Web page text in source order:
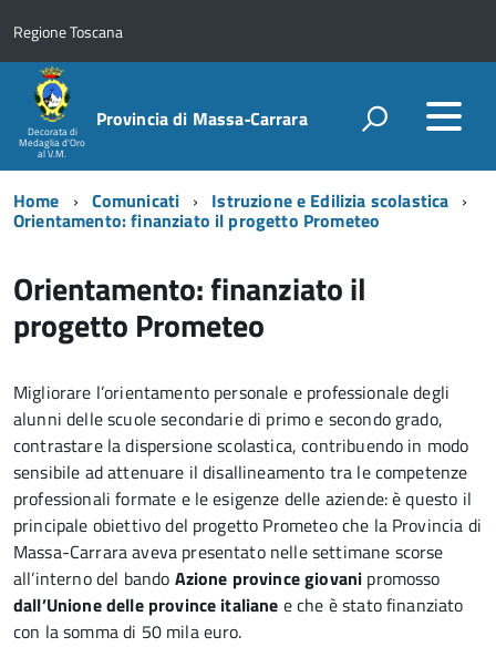
Regione Toscana
Decorata di
Medaglia d'Oro
al V.M.
Provincia di Massa‑Carrara
Home Comunicati Istruzione e Edilizia scolastica
Orientamento: finanziato il progetto Prometeo
Orientamento: finanziato il
progetto Prometeo
Migliorare l’orientamento personale e professionale degli
alunni delle scuole secondarie di primo e secondo grado,
contrastare la dispersione scolastica, contribuendo in modo
sensibile ad attenuare il disallineamento tra le competenze
professionali formate e le esigenze delle aziende: è questo il
principale obiettivo del progetto Prometeo che la Provincia di
Massa-Carrara aveva presentato nelle settimane scorse
all’interno del bando Azione province giovani promosso
dall’Unione delle province italiane e che è stato finanziato
con la somma di 50 mila euro.